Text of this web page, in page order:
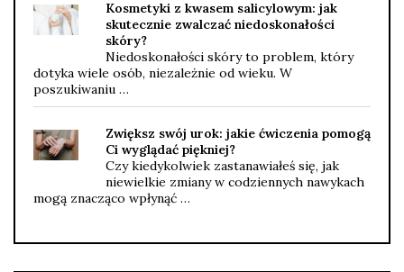
Kosmetyki z kwasem salicylowym: jak
skutecznie zwalczać niedoskonałości
skóry?
Niedoskonałości skóry to problem, który
dotyka wiele osób, niezależnie od wieku. W
poszukiwaniu …
Zwiększ swój urok: jakie ćwiczenia pomogą
Ci wyglądać piękniej?
Czy kiedykolwiek zastanawiałeś się, jak
niewielkie zmiany w codziennych nawykach
mogą znacząco wpłynąć …